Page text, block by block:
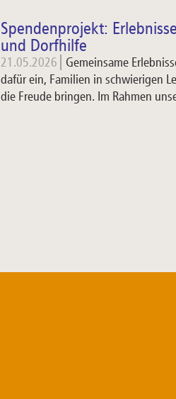
Spendenprojekt:
und Dorfhilfe
21.05.2026 Gemeinsame
dafür ein, Familien in schwierigen
die Freude bringen. Im Rahmen